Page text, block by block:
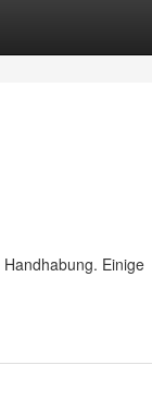
Einige